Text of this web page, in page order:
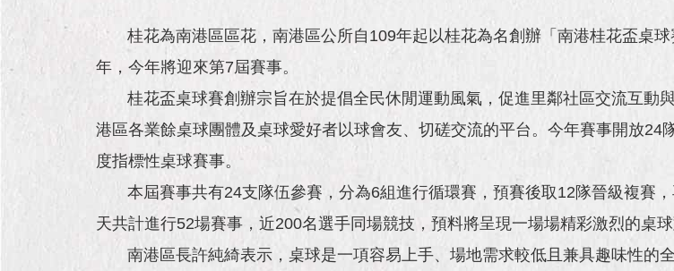
桂花為南港區區花，南港區公所自109年起以桂花為名創辦「南港桂花盃桌
年，今年將迎來第7屆賽事。
桂花盃桌球賽創辦宗旨在於提倡全民休閒運動風氣，促進里鄰社區交流互動
港區各業餘桌球團體及桌球愛好者以球會友、切磋交流的平台。今年賽事開放
度指標性桌球賽事。
本屆賽事共有24支隊伍參賽，分為6組進行循環賽，預賽後取12隊晉級複賽
天共計進行52場賽事，近200名選手同場競技，預料將呈現一場場精彩激烈的桌球
南港區長許純綺表示，桌球是一項容易上手、場地需求較低且兼具趣味性的